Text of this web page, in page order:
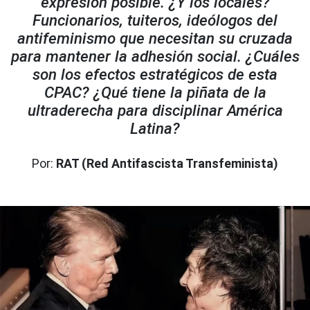
Funcionarios, tuiteros, ideólogos del
antifeminismo que necesitan su cruzada
para mantener la adhesión social. ¿Cuáles
son los efectos estratégicos de esta
CPAC? ¿Qué tiene la piñata de la
ultraderecha para disciplinar América
Latina?
Por: RAT (Red Antifascista Transfeminista)